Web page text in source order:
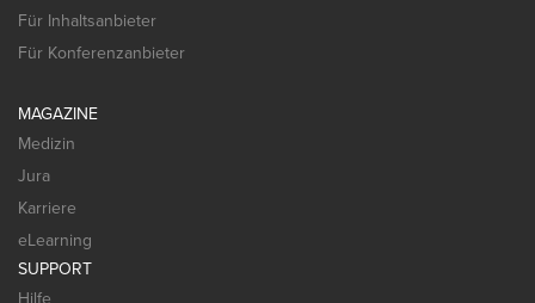
Für Inhaltsanbieter
Für Konferenzanbieter
MAGAZINE
Medizin
Jura
Karriere
eLearning
SUPPORT
Hilfe